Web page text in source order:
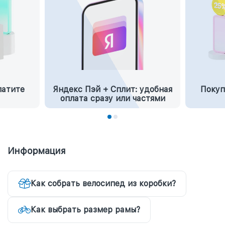
Яндекс Пэй + Сплит: удобная
оплата сразу или частями
Информация
Как собрать велосипед из коробки?
Как выбрать размер рамы?